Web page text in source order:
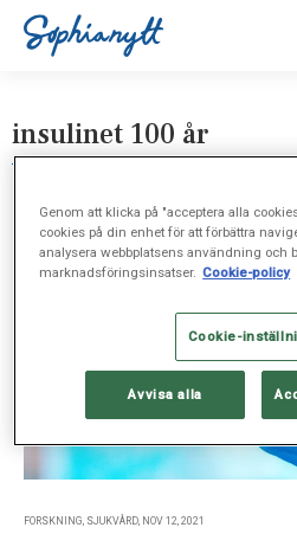
insulinet 100 år
FORSKNING, SJUKVÅRD, NOV 12, 2021
Genom att klicka på "acceptera alla
cookies på din enhet för att förbättra
analysera webbplatsens användning och
marknadsföringsinsatser. Cookie-policy
Cookie-
Avvisa alla